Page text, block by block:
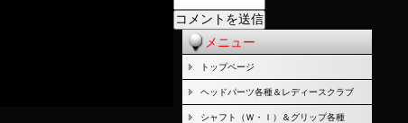
メニュー
トップページ
ヘッドパーツ各種＆レディースクラブ
シャフト（Ｗ・Ｉ）＆グリップ各種